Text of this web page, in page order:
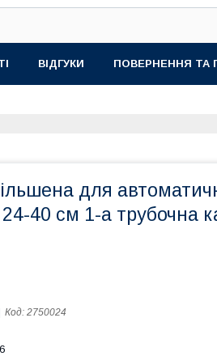
ВІДГУКИ ПОВЕРНЕННЯ ТА
для
24-40 см 1-а трубочна
Код: 2750024